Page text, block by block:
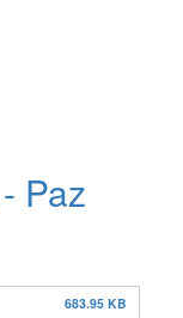
Paz
683.95 KB